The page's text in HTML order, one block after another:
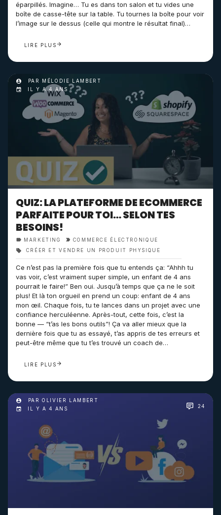
éparpillés. Imagine… Tu es dans ton salon et tu vides une
boîte de casse-tête sur la table. Tu tournes la boîte pour voir
l’image sur le dessus (celle qui montre le résultat final)…
LIRE PLUS
QUIZ: LA PLATEFORME DE ECOMMERCE
PARFAITE POUR TOI… SELON TES
BESOINS!
MARKETING
COMMERCE ÉLECTRONIQUE
CRÉER ET VENDRE UN PRODUIT PHYSIQUE
Ce n’est pas la première fois que tu entends ça: “Ahhh tu
vas voir, c’est vraiment super simple, un enfant de 4 ans
pourrait le faire!” Ben oui. Jusqu’à temps que ça ne le soit
plus! Et là ton orgueil en prend un coup: enfant de 4 ans
mon œil. Chaque fois, tu te lances dans un projet avec une
confiance herculéenne. Après-tout, cette fois, c’est la
bonne — “t’as les bons outils”! Ça va aller mieux que la
dernière fois que tu as essayé, t’as appris de tes erreurs et
peut-être même que tu t’es trouvé un coach de…
LIRE PLUS
PAR MÉLODIE LAMBERT
IL Y A 4 ANS
PAR OLIVIER LAMBERT
IL Y A 4 ANS
24